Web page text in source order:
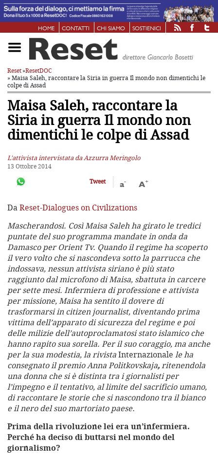
HOME CONTATTI CHI SIAMO SOSTIENICI
Reset»ResetDOC
» Maisa Saleh, raccontare la Siria in guerraIl mondo non dimentichi le
colpe di Assad
Maisa Saleh, raccontare la
Siria in guerra Il mondo non
dimentichi le colpe di Assad
L'attivista intervistata da Azzurra Meringolo
13 Ottobre 2014
Tweet
a- A+
DaReset-Dialogues on Civilizations
Mascherandosi. Così Maisa Saleh ha girato le tredici
puntate del suo programma mandate in onda da
Damasco per Orient Tv. Quando il regime ha scoperto
il vero volto che si nascondeva sotto la parrucca che
indossava, nessun attivista siriano è più stato
raggiunto dal microfono di Maisa, sbattuta in carcere
per sette mesi. Infermiera di professione e attivista
per missione, Maisa ha sentito il dovere di
trasformarsi in citizen journalist, diventando prima
vittima dell’apparato di sicurezza del regime e poi
delle milizie dell’autoproclamatosi stato islamico che
hanno rapito sua sorella. Per il suo coraggio, ma anche
per la sua modestia, la rivistaInternazionale le ha
consegnato il premioAnna Politkovskaja,ritenendola
una donna che si è distinta tra i giornalisti per
l’impegno e il tentativo, al limite del sacrificio umano,
di raccontare le storie che si nascondono tra il bianco
e il nero del suo martoriato paese.
Prima della rivoluzione lei era un’infermiera.
Perché ha deciso di buttarsi nel mondo del
giornalismo?